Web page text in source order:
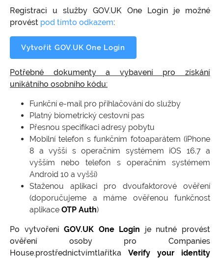
Další příklady využití offshore firem
Registraci u služby GOV.UK One Login je možné
provést pod tímto odkazem:
Vytvořit GOV.UK One Login
Potřebné dokumenty a vybavení pro získání
unikátního osobního kódu:
Funkční e-mail pro přihlačování do služby
Platný biometrický cestovní pas
Přesnou specifikaci adresy pobytu
Mobilní telefon s funkčním fotoaparátem (iPhone
8 a vyšší s operačním systémem iOS 16.7 a
vyšším nebo telefon s operačním systémem
Android 10 a vyšší)
Staženou aplikaci pro dvoufaktorové ověření
(doporučujeme a máme ověřenou funkčnost
aplikace OTP Auth)
Po vytvořeníGOV.UK One Login je nutné provést
ověření osoby pro Companies
House.prostřednictvímtlařítka Verify your identity